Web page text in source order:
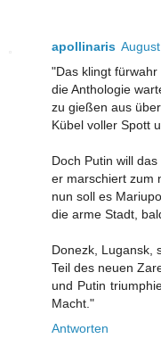
apollinaris
"Das klingt fürwahr
die Anthologie
zu gießen aus
Kübel voller Spott
Doch Putin will das
er marschiert zum
nun soll es
die arme Stadt,
Donezk, Lugansk,
Teil des neuen
und Putin
Macht."
Antworten